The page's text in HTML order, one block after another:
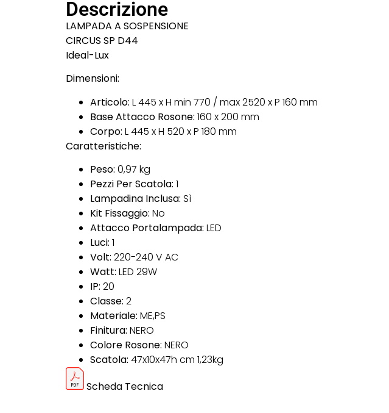
Descrizione
LAMPADA A SOSPENSIONE
CIRCUS SP D44
Ideal-Lux
Dimensioni:
Articolo: L 445 x H min 770 / max 2520 x P 160 mm
Base Attacco Rosone: 160 x 200 mm
Corpo: L 445 x H 520 x P 180 mm
Caratteristiche:
Peso: 0,97 kg
Pezzi Per Scatola: 1
Lampadina Inclusa: Sì
Kit Fissaggio: No
Attacco Portalampada: LED
Luci: 1
Volt: 220-240 V AC
Watt: LED 29W
IP: 20
Classe: 2
Materiale: ME,PS
Finitura: NERO
Colore Rosone: NERO
Scatola: 47x10x47h cm 1,23kg
Scheda Tecnica